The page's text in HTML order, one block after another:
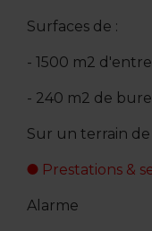
Surfaces de :
- 1500 m2
- 240 m2 de
Sur un terrain de
Prestations &
Alarme